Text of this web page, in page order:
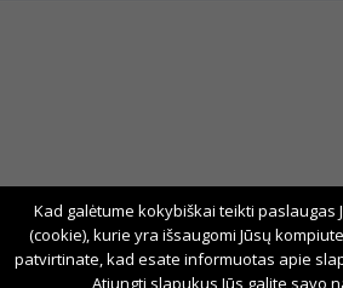
Kad galėtume kokybiškai teikti paslaugas
(cookie), kurie yra išsaugomi Jūsų
patvirtinate, kad esate informuotas apie
Atjungti slapukus Jūs galite savo